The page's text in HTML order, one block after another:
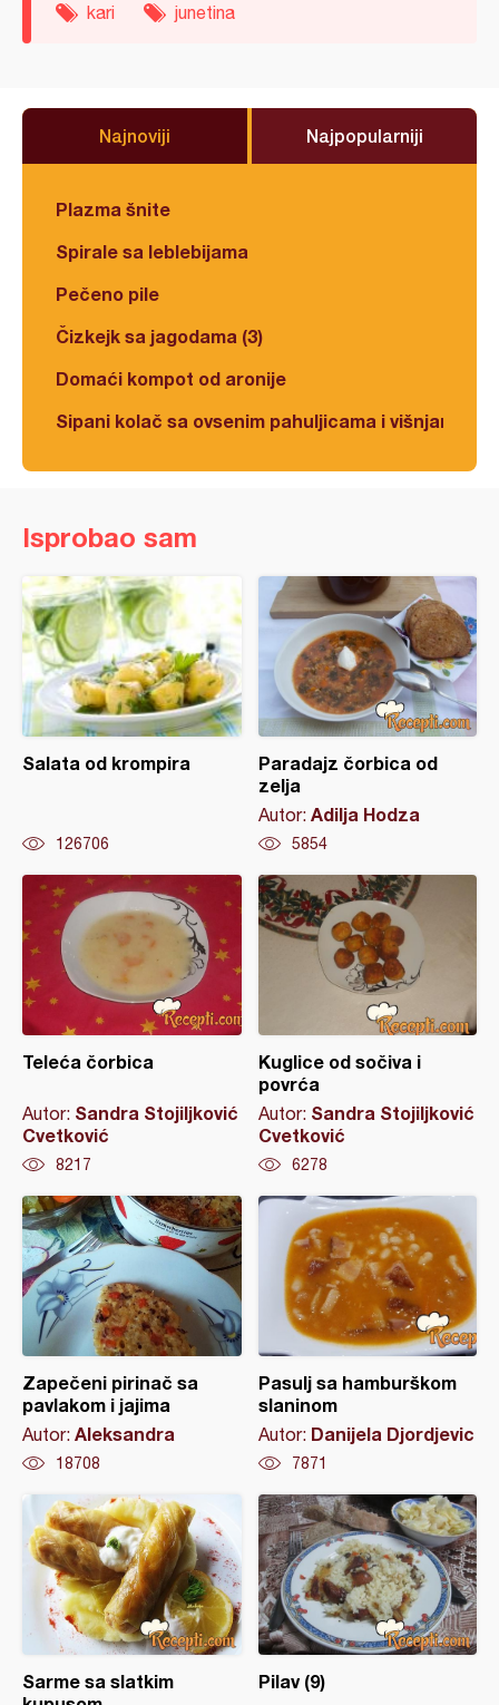
kari
junetina
Najnoviji Najpopularniji
Plazma šnite
Spirale sa leblebijama
Pečeno pile
Čizkejk sa jagodama (3)
Domaći kompot od aronije
Sipani kolač sa ovsenim pahuljicama i višnjama
Isprobao sam
Salata od krompira
126706
Paradajz čorbica od
zelja
Autor: Adilja Hodza
5854
Teleća čorbica
Autor: Sandra Stojiljković
Cvetković
8217
Kuglice od sočiva i
povrća
Autor: Sandra Stojiljković
Cvetković
6278
Zapečeni pirinač sa
pavlakom i jajima
Autor: Aleksandra
18708
Pasulj sa hamburškom
slaninom
Autor: Danijela Djordjevic
7871
Sarme sa slatkim
Pilav (9)